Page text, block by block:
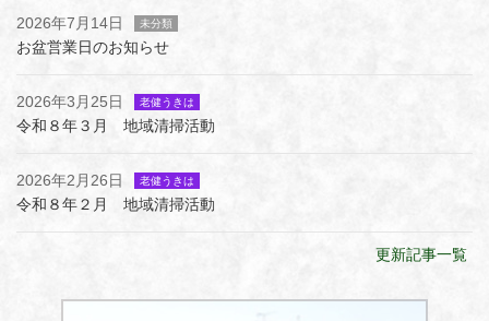
2026年7月14日 未分類
お盆営業日のお知らせ
2026年3月25日 老健うきは
令和８年３月 地域清掃活動
2026年2月26日 老健うきは
令和８年２月 地域清掃活動
更新記事一覧